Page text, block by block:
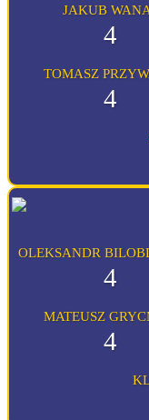
JAKUB
4
TOMASZ
4
OLEKSANDR
4
MATEUSZ
4